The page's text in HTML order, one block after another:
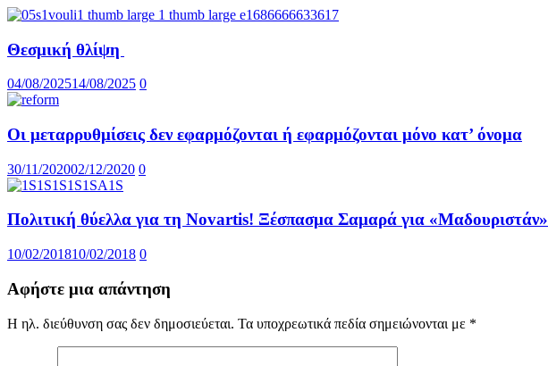
Θεσμική θλίψη
04/08/202514/08/2025 0
Οι μεταρρυθμίσεις δεν εφαρμόζονται ή εφαρμόζονται μόνο κατ’ όνομα
30/11/202002/12/2020 0
Πολιτική θύελλα για τη Novartis! Ξέσπασμα Σαμαρά για «Μαδουριστάν»
10/02/201810/02/2018 0
Αφήστε μια απάντηση
Η ηλ. διεύθυνση σας δεν δημοσιεύεται. Τα υποχρεωτικά πεδία σημειώνονται με *